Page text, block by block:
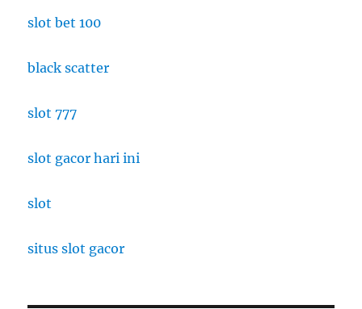
slot bet 100
black scatter
slot 777
slot gacor hari ini
slot
situs slot gacor